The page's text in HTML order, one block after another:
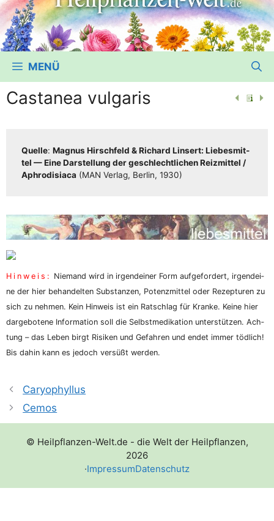
MENÜ
Castanea vulgaris
Quel­le: Magnus Hirsch­feld & Richard Lin­sert: Lie­bes­mit­
tel — Eine Dar­stel­lung der geschlecht­li­chen Reiz­mit­tel /​​
Aphro­di­sia­ca (MAN Ver­lag, Ber­lin, 1930)
Hin­weis: Nie­mand wird in irgend­ei­ner Form auf­ge­for­dert, irgend­ei­
ne der hier behan­del­ten Sub­stan­zen, Potenz­mit­tel oder Rezep­tu­ren zu
sich zu neh­men. Kein Hin­weis ist ein Rat­schlag für Kran­ke. Kei­ne hier
dar­ge­bo­te­ne Infor­ma­ti­on soll die Selbst­me­di­ka­ti­on unter­stüt­zen. Ach­
tung – das Leben birgt Risi­ken und Gefah­ren und endet immer töd­lich!
Bis dahin kann es jedoch ver­süßt werden.
Caryophyllus
Cemos
© Heilpflanzen-Welt.de - die Welt der Heilpflanzen,
2026
·ImpressumDatenschutz